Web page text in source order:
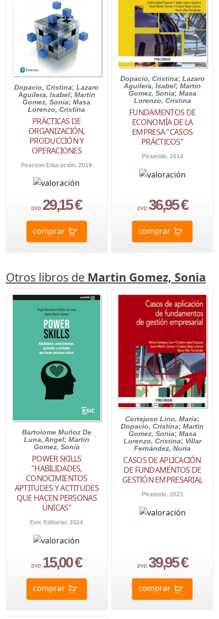
Dopacio, Cristina;Lazaro
Aguilera, Isabel; Martin
Gomez, Sonia;Masa
Lorenzo, Cristina
PRÁCTICAS DE
ORGANIZACIÓN,
PRODUCCIÓN Y
OPERACIONES
Pearson Educación. 2019
pvp.29,15 €
comprar
Dopacio, Cristina; Lazaro
Aguilera, Isabel;Martin
Gomez, Sonia; Masa
Lorenzo, Cristina
FUNDAMENTOS DE
ECONOMÍA DE LA
EMPRESA "CASOS
PRÁCTICOS"
Piramide. 2014
pvp.36,95 €
comprar
Otros libros de Martin Gomez, Sonia
Bartolome Muñoz De
Luna, Angel; Martin
Gomez, Sonia
POWER SKILLS
"HABILIDADES,
CONOCIMIENTOS
APTITUDES Y ACTITUDES
QUE HACEN PERSONAS
ÚNICAS"
Esic Editorial. 2024
pvp.15,00 €
comprar
Cortejoso Lino, María;
Dopacio, Cristina;Martin
Gomez, Sonia; Masa
Lorenzo, Cristina; Villar
Fernández, Nuria
CASOS DE APLICACIÓN
DE FUNDAMENTOS DE
GESTIÓN EMPRESARIAL
Piramide. 2023
pvp.39,95 €
comprar